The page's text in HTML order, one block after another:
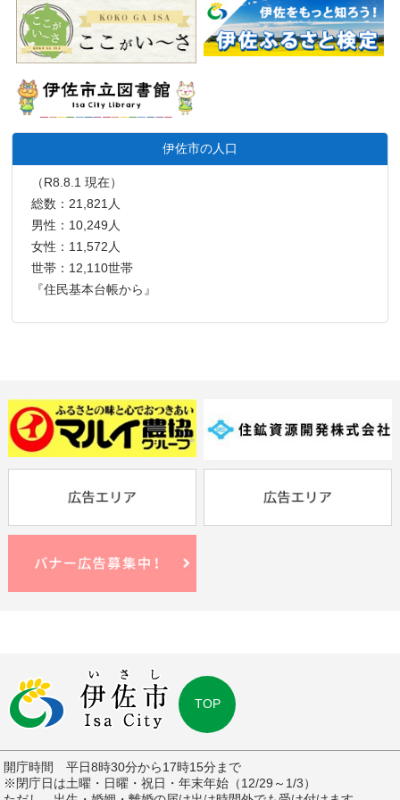
伊佐市の人口
（R8.8.1 現在）
総数：21,821人
男性：10,249人
女性：11,572人
世帯：12,110世帯
『住民基本台帳から』
TOP
開庁時間 平日8時30分から17時15分まで
※閉庁日は土曜・日曜・祝日・年末年始（12/29～1/3）